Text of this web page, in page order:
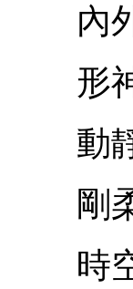
內外
形神
動靜
剛柔
時空